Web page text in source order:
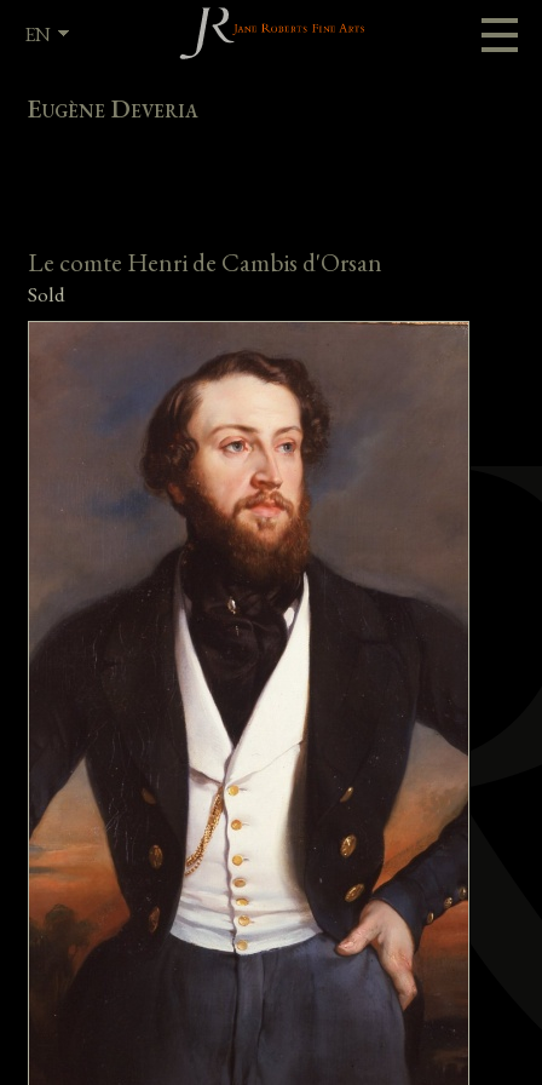
EN
Eugène Deveria
Le comte Henri de Cambis d'Orsan
Sold